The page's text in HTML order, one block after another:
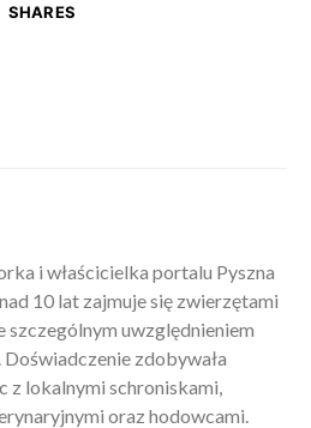
SHARES
i właścicielka portalu Pyszna
10 lat zajmuje się zwierzętami
szczególnym uwzględnieniem
zdobywała
z lokalnymi schroniskami,
oraz hodowcami.